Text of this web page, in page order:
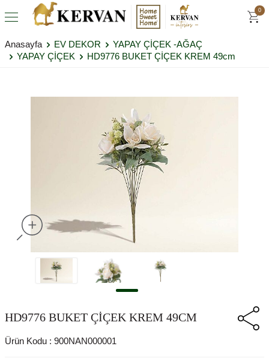
0
Anasayfa EV DEKOR
YAPAY ÇİÇEK -AĞAÇ
YAPAY ÇİÇEK
HD9776 BUKET ÇİÇEK KREM 49cm
HD9776 BUKET ÇİÇEK KREM 49CM
Ürün Kodu : 900NAN000001